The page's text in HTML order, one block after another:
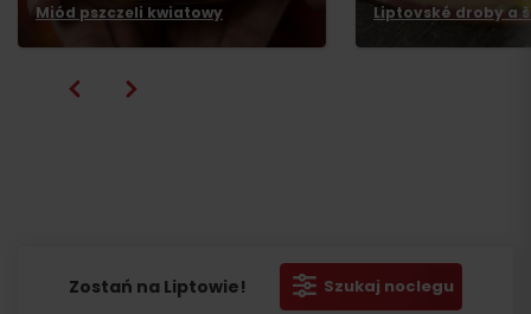
Miód pszczeli kwiatowy Liptovské droby a
Zostań na Liptowie! Szukaj noclegu